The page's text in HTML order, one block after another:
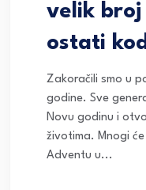
velik broj
ostati
Zakoračili smo u
godine. Sve
Novu godinu i
životima. Mnogi
Adventu u...